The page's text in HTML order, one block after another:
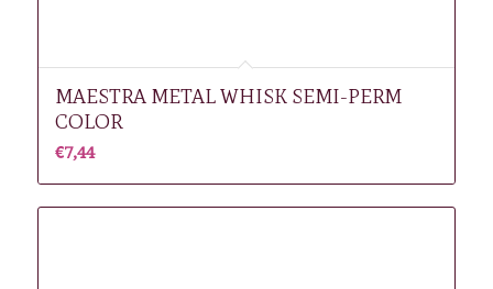
MAESTRA METAL WHISK SEMI-PERM
COLOR
€7,44